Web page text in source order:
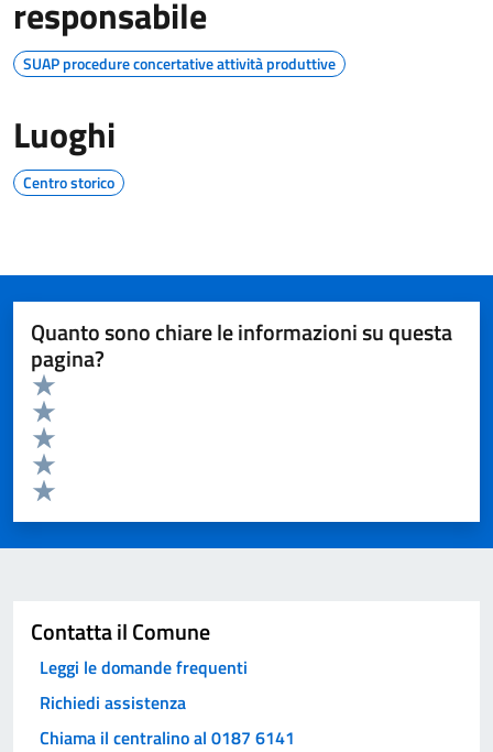
responsabile
SUAP procedure concertative attività produttive
Luoghi
Centro storico
Quanto sono chiare le informazioni su questa
pagina?
Valuta da 1 a 5 stelle la pagina
Valuta 5 stelle su 5
Valuta 4 stelle su 5
Valuta 3 stelle su 5
Valuta 2 stelle su 5
Valuta 1 stelle su 5
Contatta il Comune
Leggi le domande frequenti
Richiedi assistenza
Chiama il centralino al 0187 6141